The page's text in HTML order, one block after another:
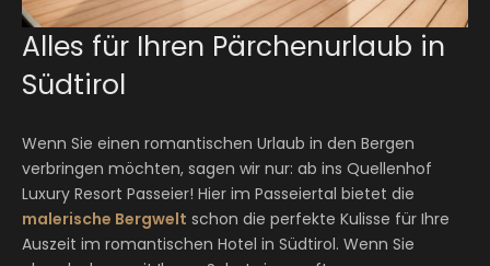
Alles für Ihren Pärchenurlaub in
Südtirol
Wenn Sie einen romantischen Urlaub in den Bergen
verbringen möchten, sagen wir nur: ab ins Quellenhof
Luxury Resort Passeier! Hier im Passeiertal bietet die
malerische Bergwelt schon die perfekte Kulisse für Ihre
Auszeit im romantischen Hotel in Südtirol. Wenn Sie